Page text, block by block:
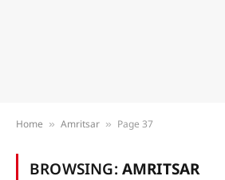
Home » Amritsar » Page 37
BROWSING: AMRITSAR